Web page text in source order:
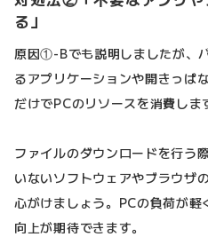
る」
原因①-Bでも説明しましたが、
るアプリケーションや開きっぱ
だけでPCのリソースを消費しま
ファイルのダウンロードを行う
いないソフトウェアやブラウザ
心がけましょう。PCの負荷が
向上が期待できます。